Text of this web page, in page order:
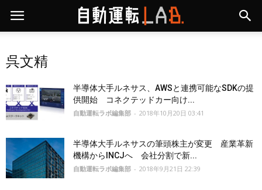
呉文精
半導体大手ルネサス、AWSと連携可能なSDKの提
供開始 コネクテッドカー向け...
自動運転ラボ編集部 - 2018年10月20日 03:41
半導体大手ルネサスの筆頭株主が変更 産業革新
機構からINCJへ 会社分割で新...
自動運転ラボ編集部 - 2018年9月21日 22:39